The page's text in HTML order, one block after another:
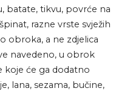
batate, tikvu, povrće na
razne vrste svježih
obroka, a ne zdjelica
navedeno, u obrok
koje će ga dodatno
lana, sezama, bučine,